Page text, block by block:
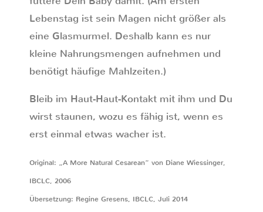
Lebenstag ist sein Magen nicht größer als
eine Glasmurmel. Deshalb kann es nur
kleine Nahrungsmengen aufnehmen und
benötigt häufige Mahlzeiten.)
Bleib im Haut-Haut-Kontakt mit ihm und Du
wirst staunen, wozu es fähig ist, wenn es
erst einmal etwas wacher ist.
Original: „A More Natural Cesarean“ von Diane Wiessinger,
IBCLC, 2006
Übersetzung: Regine Gresens, IBCLC, Juli 2014